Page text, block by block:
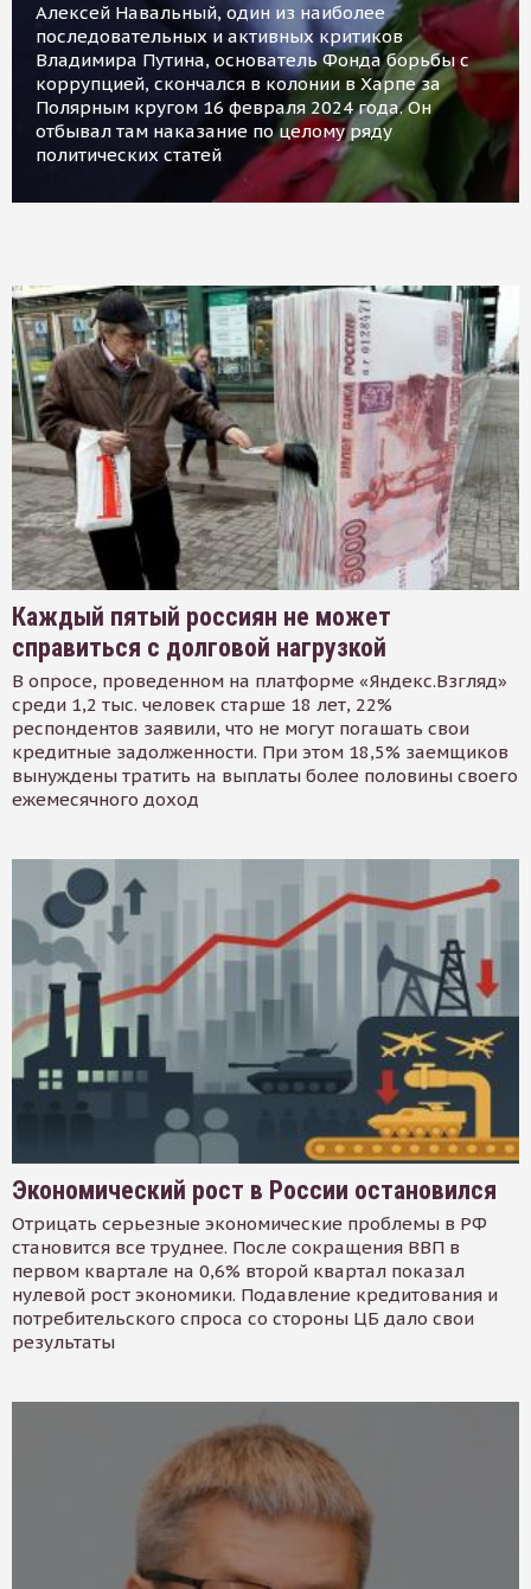
Алексей Навальный, один из наиболее
последовательных и активных критиков
Владимира Путина, основатель Фонда борьбы с
коррупцией, скончался в колонии в Харпе за
Полярным кругом 16 февраля 2024 года. Он
отбывал там наказание по целому ряду
политических статей
Каждый пятый россиян не может
справиться с долговой нагрузкой
В опросе, проведенном на платформе «Яндекс.Взгляд»
среди 1,2 тыс. человек старше 18 лет, 22%
респондентов заявили, что не могут погашать свои
кредитные задолженности. При этом 18,5% заемщиков
вынуждены тратить на выплаты более половины своего
ежемесячного доход
Экономический рост в России остановился
Отрицать серьезные экономические проблемы в РФ
становится все труднее. После сокращения ВВП в
первом квартале на 0,6% второй квартал показал
нулевой рост экономики. Подавление кредитования и
потребительского спроса со стороны ЦБ дало свои
результаты